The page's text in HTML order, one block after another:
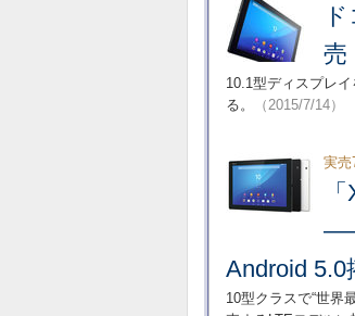
売
10.1型ディスプレ
る。
（2015/7/14）
実売
Android 5.0
10型クラスで“世界